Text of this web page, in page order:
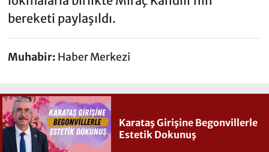
bereketi paylaşıldı.
Muhabir: Haber Merkezi
Karataş Girişine Begonvillerle
Estetik Dokunuş